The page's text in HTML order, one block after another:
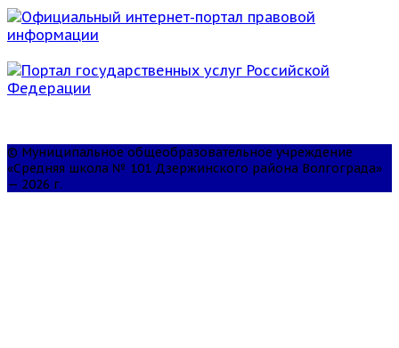
© Муниципальное общеобразовательное учреждение
«Средняя школа № 101 Дзержинского района Волгограда»
— 2026 г.